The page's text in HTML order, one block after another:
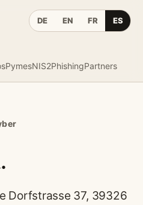
PymesNIS2PhishingPartners
DE EN FR ES
Dorfstrasse 37, 39326